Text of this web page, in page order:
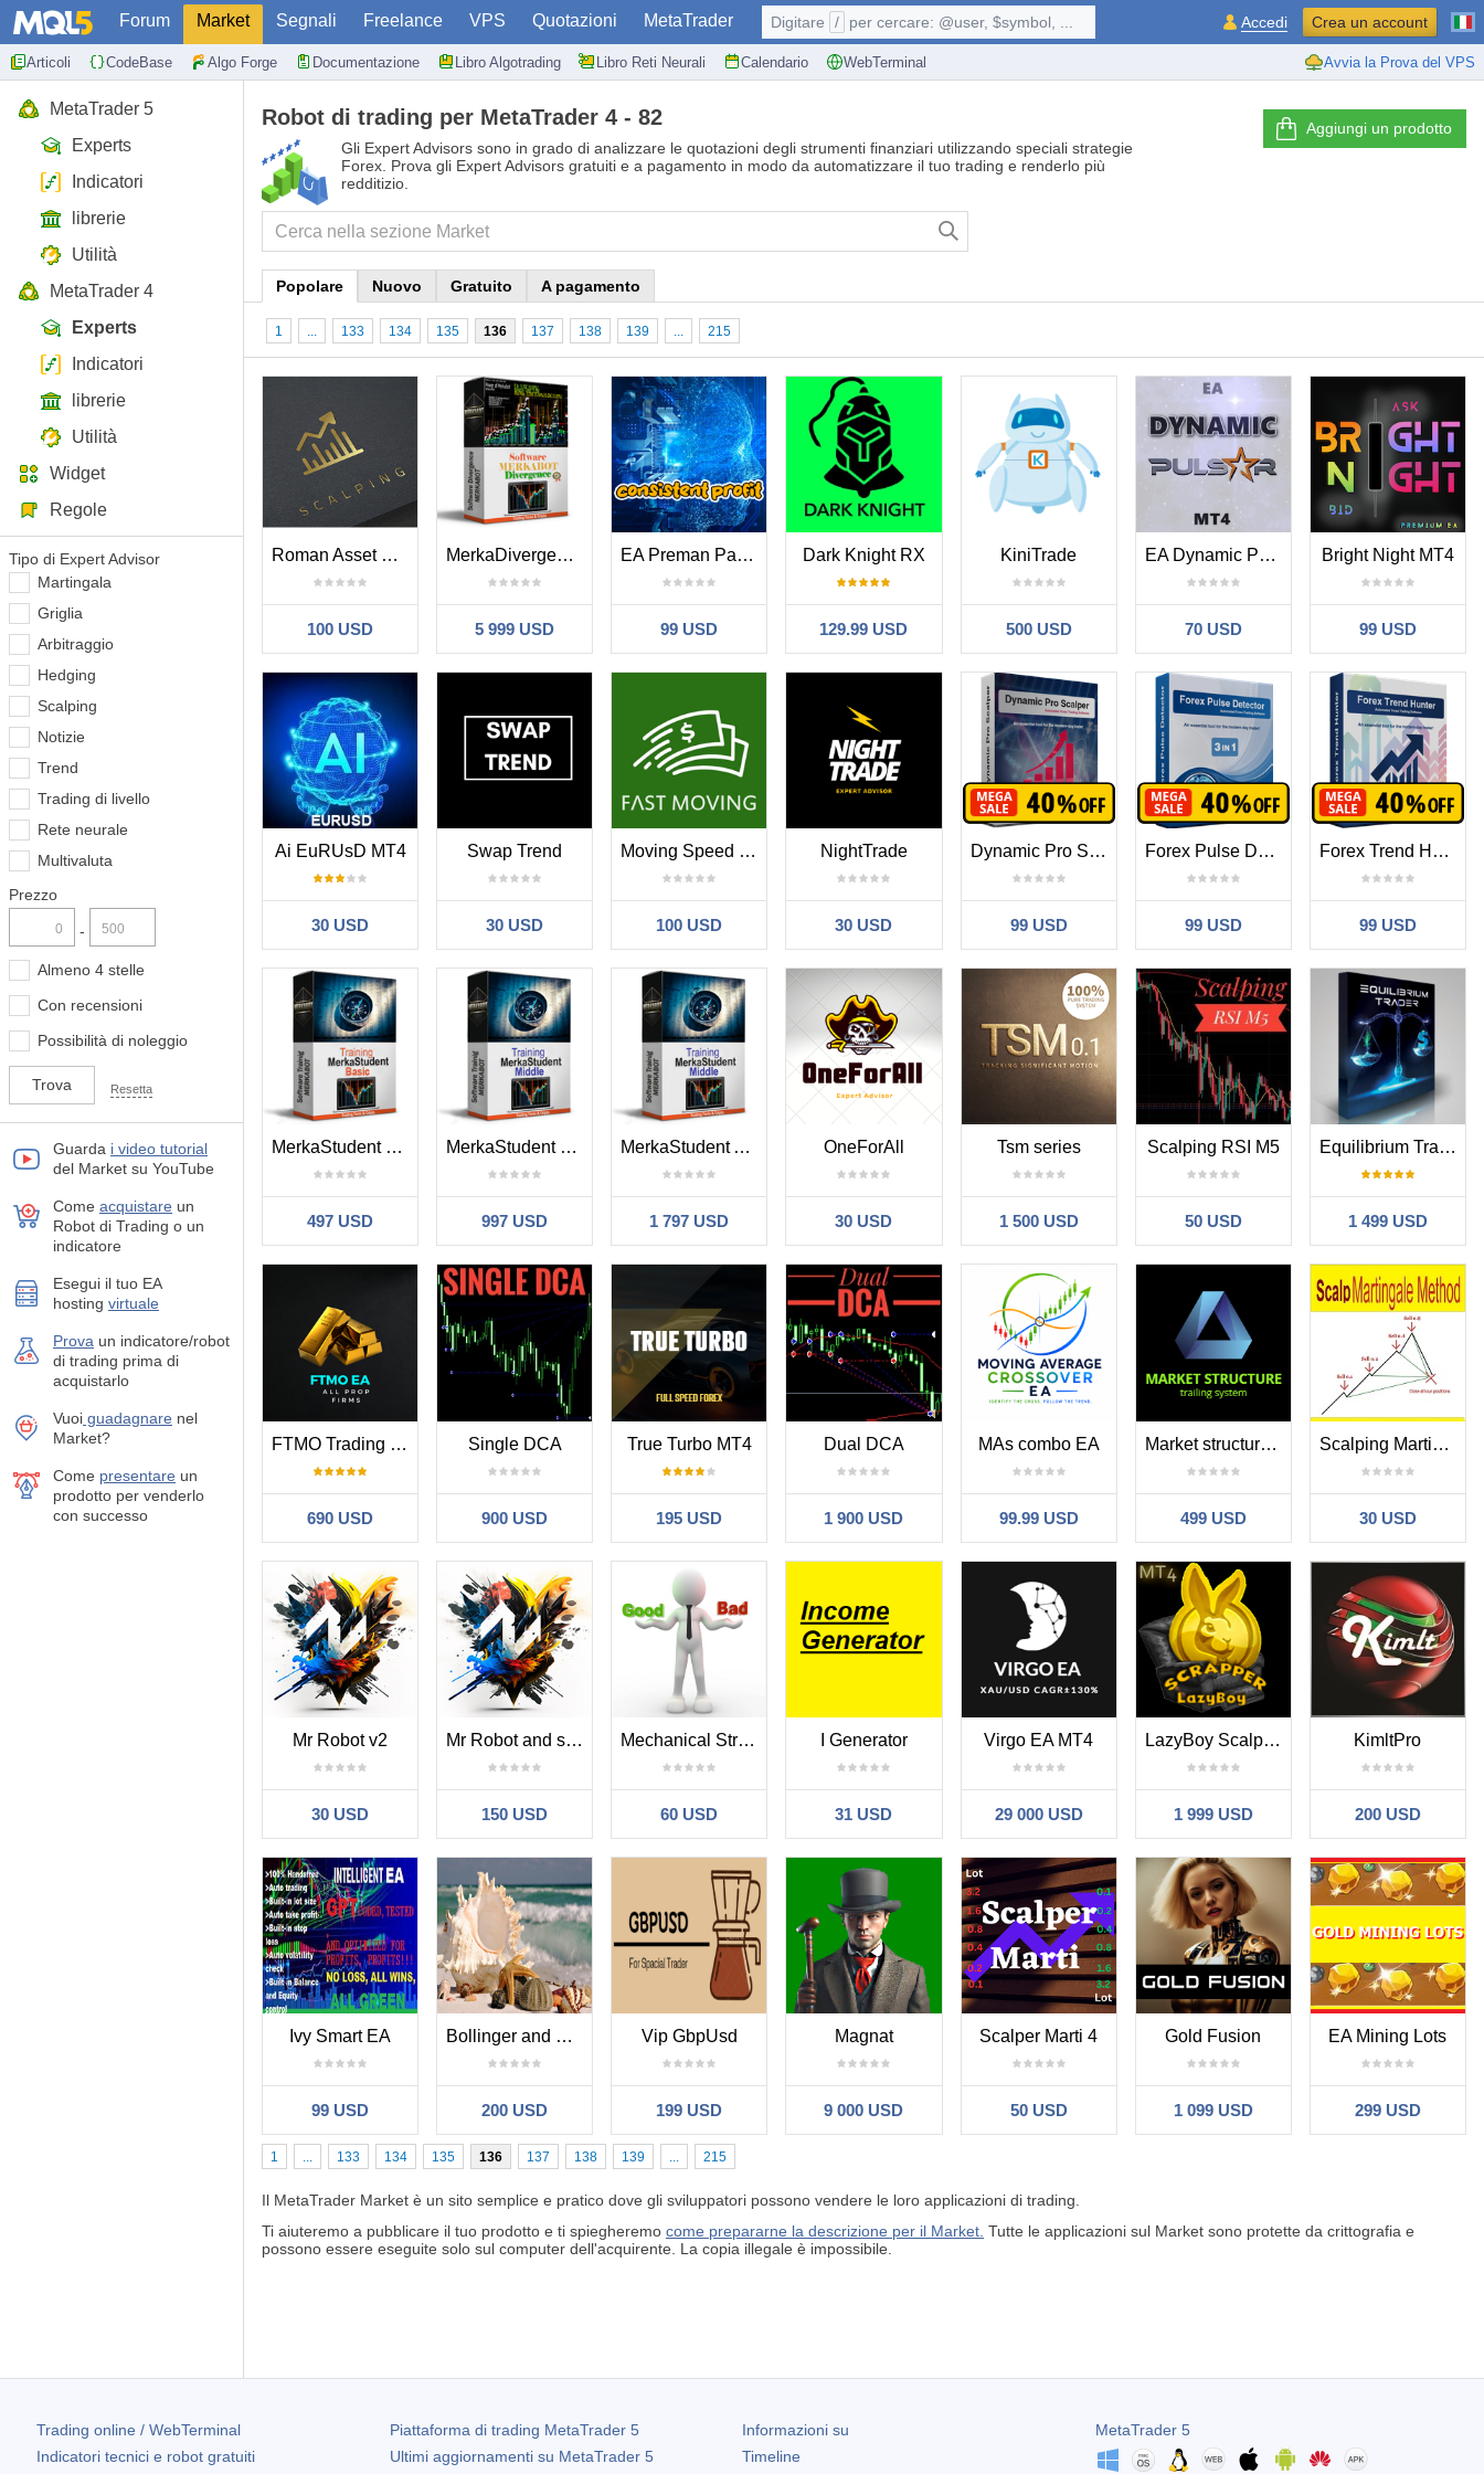
Forum Market Segnali Freelance VPS Quotazioni MetaTrader
Articoli CodeBase Algo Forge Documentazione Libro Algotrading Libro Reti Neurali Calendario WebTerminal Avvia la Prova del VPS
Digitare / per cercare: @user, $symbol, ... Accedi Crea un account
MetaTrader 5
Experts
Indicatori
librerie
Utilità
MetaTrader 4
Experts
Indicatori
librerie
Utilità
Widget
Regole
Tipo di Expert Advisor
Martingala
Griglia
Arbitraggio
Hedging
Scalping
Notizie
Trend
Trading di livello
Rete neurale
Multivaluta
Prezzo
-
Almeno 4 stelle
Con recensioni
Possibilità di noleggio
Resetta
Guarda i video tutorial
del Market su YouTube
Come acquistare un
Robot di Trading o un
indicatore
Esegui il tuo EA
hosting virtuale
Prova un indicatore/robot
di trading prima di
acquistarlo
Vuoi guadagnare nel
Market?
Come presentare un
prodotto per venderlo
con successo
Robot di trading per MetaTrader 4 - 82
Gli Expert Advisors sono in grado di analizzare le quotazioni degli strumenti finanziari utilizzando speciali strategie
Forex. Prova gli Expert Advisors gratuiti e a pagamento in modo da automatizzare il tuo trading e renderlo più
redditizio.
Aggiungi un prodotto
Popolare Nuovo Gratuito A pagamento
1 ... 133 134 135 136 137 138 139 ... 215
Roman Asset Management ACC Multiplayer
100 USD
MerkaDivergence
5 999 USD
EA Preman Pasar
99 USD
Dark Knight RX
129.99 USD
KiniTrade
500 USD
EA Dynamic Pulsar MT4
70 USD
Bright Night MT4
99 USD
Ai EuRUsD MT4
30 USD
Swap Trend
30 USD
Moving Speed Scalper
100 USD
NightTrade
30 USD
Dynamic Pro Scalper
99 USD
Forex Pulse Detector
99 USD
Forex Trend Hunter MT4
99 USD
MerkaStudent Basic
497 USD
MerkaStudent Middle
997 USD
MerkaStudent Advance
1 797 USD
OneForAll
30 USD
Tsm series
1 500 USD
Scalping RSI M5
50 USD
Equilibrium Trader
1 499 USD
FTMO Trading Bot
690 USD
Single DCA
900 USD
True Turbo MT4
195 USD
Dual DCA
1 900 USD
MAs combo EA
99.99 USD
Market structure trailing system
499 USD
Scalping Martingale in Major Trend
30 USD
Mr Robot v2
30 USD
Mr Robot and source code
150 USD
Mechanical Strategy
60 USD
I Generator
31 USD
Virgo EA MT4
29 000 USD
LazyBoy Scalper Scrapper
1 999 USD
KimltPro
200 USD
Ivy Smart EA
99 USD
Bollinger and RSI and Moving
200 USD
Vip GbpUsd
199 USD
Magnat
9 000 USD
Scalper Marti 4
50 USD
Gold Fusion
1 099 USD
EA Mining Lots
299 USD
1 ... 133 134 135 136 137 138 139 ... 215
Il MetaTrader Market è un sito semplice e pratico dove gli sviluppatori possono vendere le loro applicazioni di trading.
Ti aiuteremo a pubblicare il tuo prodotto e ti spiegheremo come prepararne la descrizione per il Market. Tutte le applicazioni sul Market sono protette da crittografia e
possono essere eseguite solo sul computer dell'acquirente. La copia illegale è impossibile.
Trading online / WebTerminal
Indicatori tecnici e robot gratuiti
Piattaforma di trading MetaTrader 5
Ultimi aggiornamenti su MetaTrader 5
Informazioni su
Timeline
MetaTrader 5